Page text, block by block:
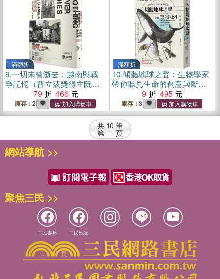
滿額折
9.一切未曾逝去：越南與戰
爭記憶（普立茲獎得主阮越
清又一鉅作）
79 466
庫存：2
滿額折
10.傾聽地球之聲：生物學家
帶你聽見生命的創意與斷
裂，重拾人與萬物的連結
9 495
庫存：3
共 10 筆
第 1 頁
網站導航 >>
聚焦三民 >>
三民書局 三民出版